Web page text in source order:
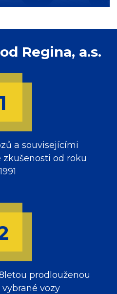
Regina, a.s.
a souvisejícími
od roku
1991
prodlouženou
vozy